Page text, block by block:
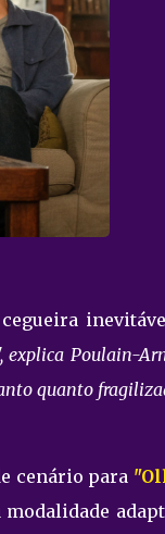
explica Poulain-
quanto
cenário para